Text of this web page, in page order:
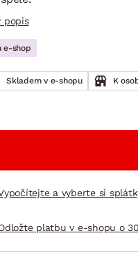
popis
e-shop
Skladem v e-shopu K
a vyberte si
platbu v e-shopu o